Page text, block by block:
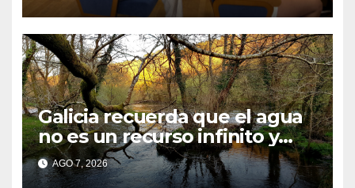
cargas “desproporcionadas”
Galicia recuerda que el agua
no es un recurso infinito y
apela a convertir el ahorro en
un hábito diario
AGO 7, 2026